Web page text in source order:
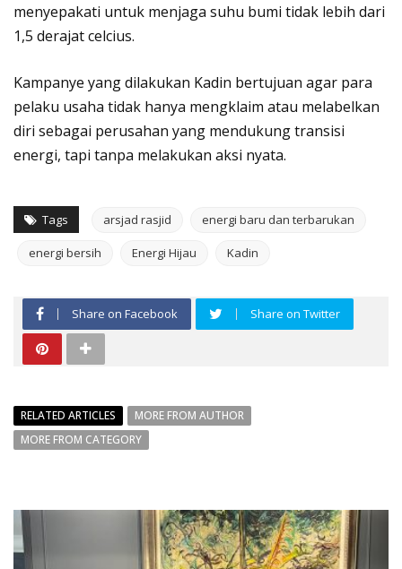
menyepakati untuk menjaga suhu bumi tidak lebih dari
1,5 derajat celcius.
Kampanye yang dilakukan Kadin bertujuan agar para
pelaku usaha tidak hanya mengklaim atau melabelkan
diri sebagai perusahan yang mendukung transisi
energi, tapi tanpa melakukan aksi nyata.
Tags arsjad rasjid energi baru dan terbarukan
energi bersih Energi Hijau Kadin
Share on Facebook Share on Twitter
RELATED ARTICLES
MORE FROM AUTHOR
MORE FROM CATEGORY